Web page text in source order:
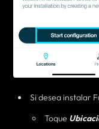
Si desea instalar
Toque